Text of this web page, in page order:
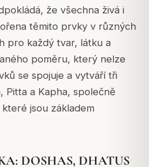
že všechna živá i
těmito prvky v různých
pro každý tvar, látku a
poměru, který nelze
se spojuje a vytváří tři
Pitta a Kapha, společně
jsou základem
DOSHAS, DHATUS